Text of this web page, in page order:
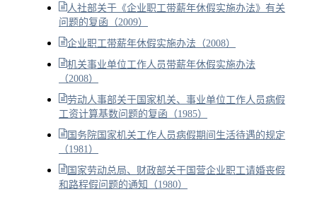
人社部关于《企业职工带薪年休假实施办法》有关
问题的复函（2009）
企业职工带薪年休假实施办法（2008）
机关事业单位工作人员带薪年休假实施办法
（2008）
劳动人事部关于国家机关、事业单位工作人员病假
工资计算基数问题的复函（1985）
国务院国家机关工作人员病假期间生活待遇的规定
（1981）
国家劳动总局、财政部关于国营企业职工请婚丧假
和路程假问题的通知（1980）